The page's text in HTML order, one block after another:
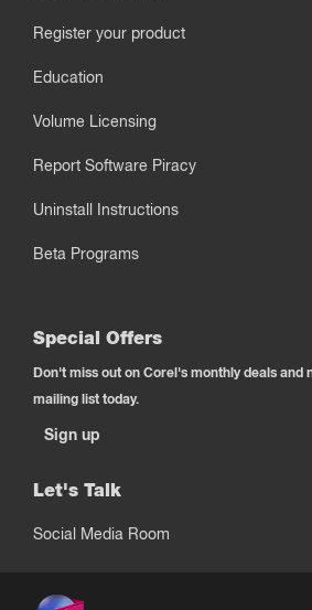
Register your product
Education
Volume Licensing
Report Software Piracy
Uninstall Instructions
Beta Programs
Special Offers
Don't miss out on Corel's monthly deals and
mailing list today.
Sign up
Let's Talk
Social Media Room